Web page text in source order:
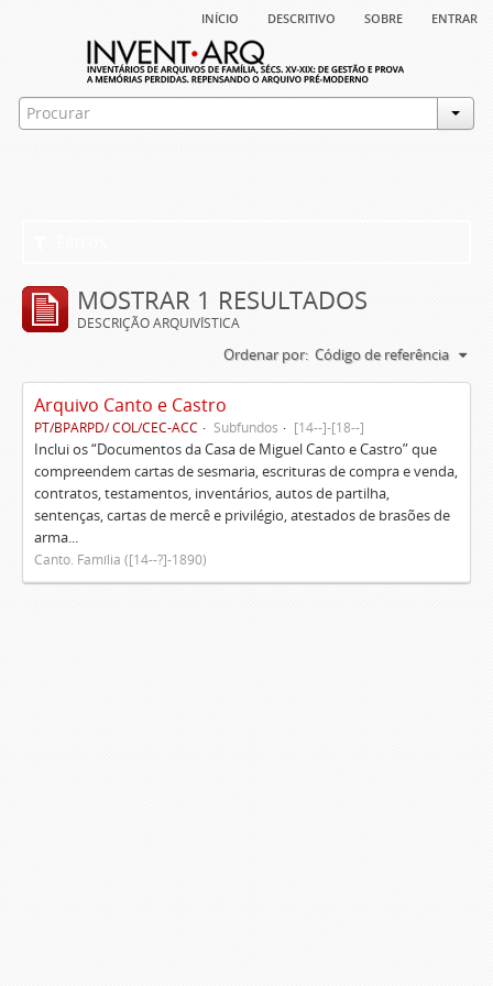
início descritivo sobre entrar
MOSTRAR 1 RESULTADOS
DESCRIÇÃO ARQUIVÍSTICA
Ordenar por: Código de referência
Arquivo Canto e Castro
PT/BPARPD/ COL/CEC-ACC Subfundos [14--]-[18--]
Inclui os “Documentos da Casa de Miguel Canto e Castro” que
compreendem cartas de sesmaria, escrituras de compra e venda,
contratos, testamentos, inventários, autos de partilha,
sentenças, cartas de mercê e privilégio, atestados de brasões de
arma...
Canto. Família ([14--?]-1890)